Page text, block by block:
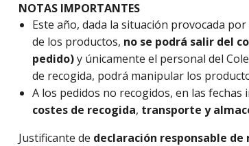
NOTAS IMPORTANTES
Este año, dada la situación provocada
de los productos, no se podrá salir del
pedido)y únicamente el personal del
de recogida, podrá manipular los
A los pedidos no recogidos, en las fechas
costes de recogida, transporte y
Justificante de declaración responsable